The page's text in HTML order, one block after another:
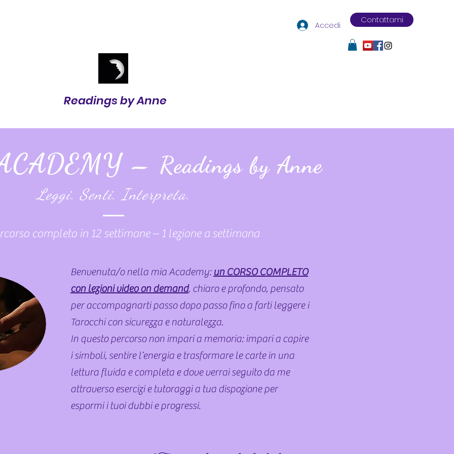
Accedi
Contattami
Readings by Anne
– Readings by Anne
Leggi. Senti. Interpreta.
completo in 12 settimane – 1 lezione a settimana
Benvenuta/o nella mia Academy: un CORSO COMPLETO
con lezioni video on demand, chiaro e profondo, pensato
per accompagnarti passo dopo passo fino a farti leggere i
Tarocchi con sicurezza e naturalezza.
In questo percorso non impari a memoria: impari a capire
i simboli, sentire l’energia e trasformare le carte in una
lettura fluida e completa e dove verrai seguito da me
attraverso esercizi e tutoraggi a tua dispozione per
espormi i tuoi dubbi e progressi.